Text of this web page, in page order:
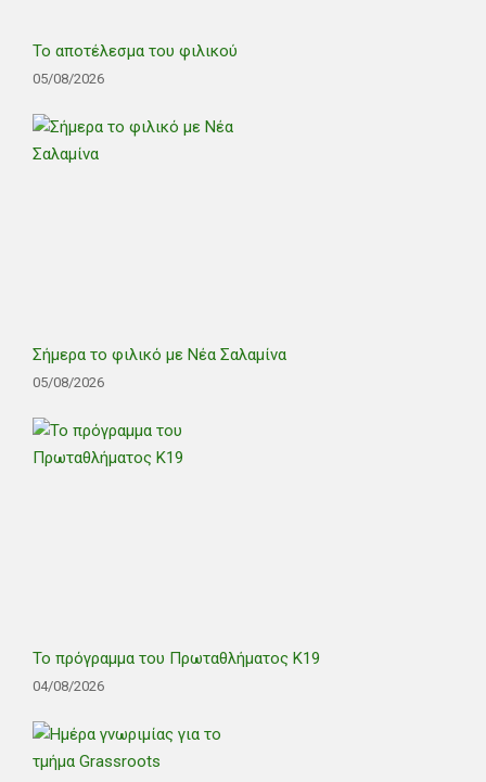
Το αποτέλεσμα του φιλικού
05/08/2026
Σήμερα το φιλικό με Νέα Σαλαμίνα
05/08/2026
Το πρόγραμμα του Πρωταθλήματος Κ19
04/08/2026